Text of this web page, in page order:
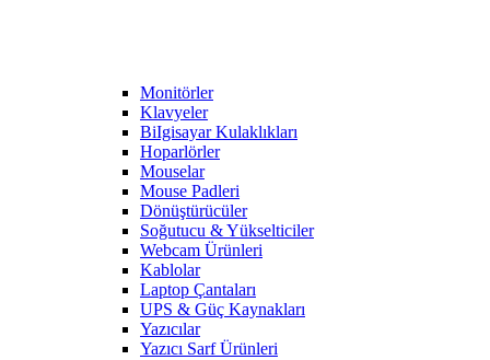
Monitörler
Klavyeler
BiIgisayar Kulaklıkları
Hoparlörler
Mouselar
Mouse Padleri
Dönüştürücüler
Soğutucu & Yükselticiler
Webcam Ürünleri
Kablolar
Laptop Çantaları
UPS & Güç Kaynakları
Yazıcılar
Yazıcı Sarf Ürünleri